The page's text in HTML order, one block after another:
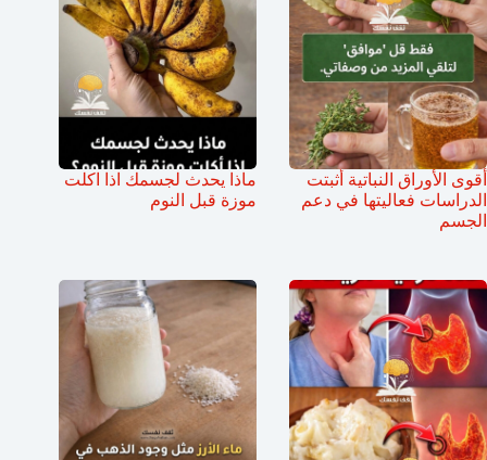
أقوى الأوراق النباتية أثبتت
الدراسات فعاليتها في دعم
الجسم
ماذا يحدث لجسمك اذا اكلت
موزة قبل النوم